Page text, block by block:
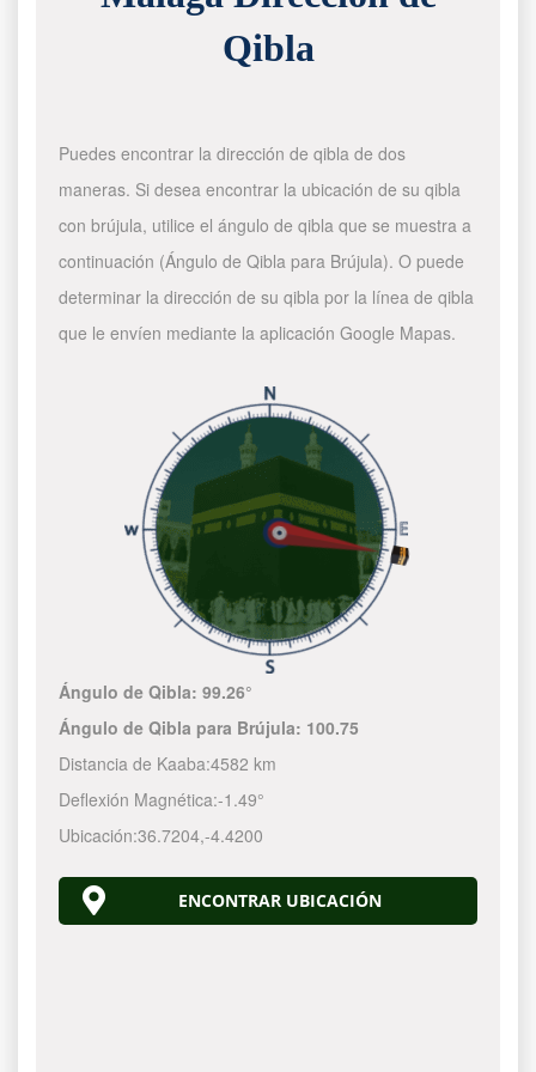
Qibla
Puedes encontrar la dirección de qibla de dos
maneras. Si desea encontrar la ubicación de su qibla
con brújula, utilice el ángulo de qibla que se muestra a
continuación (Ángulo de Qibla para Brújula). O puede
determinar la dirección de su qibla por la línea de qibla
que le envíen mediante la aplicación Google Mapas.
Ángulo de Qibla:99.26°
Ángulo de Qibla para Brújula: 100.75
Distancia de Kaaba:4582 km
Deflexión Magnética:-1.49°
Ubicación:36.7204,-4.4200
ENCONTRAR UBICACIÓN